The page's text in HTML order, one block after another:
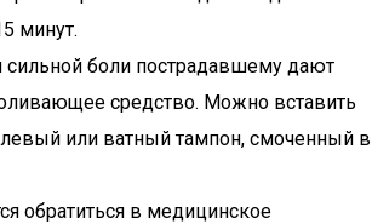
минут.
сильной боли пострадавшему дают
средство. Можно вставить
или ватный тампон, смоченный в
обратиться в медицинское